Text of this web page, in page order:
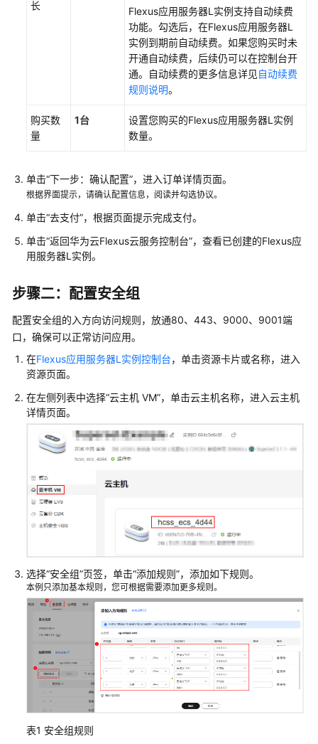
构
建
个
博
客
使
EspoCRM
搭
建
内
管
理
系
统
搭
建
开
发
应
服
移
长 Flexus应用服务器L实例支持自动续费
功能。勾选后，在Flexus应用服务器L
实例到期前自动续费。如果您购买时未
开通自动续费，后续仍可以在控制台开
通。自动续费的更多信息详见自动续费
规则说明。
购买数
量
1台 设置您购买的Flexus应用服务器L实例
数量。
单击“下一步：确认配置”，进入订单详情页面。
根据界面提示，请确认配置信息，阅读并勾选协议。
单击“去支付”，根据页面提示完成支付。
单击“返回华为云Flexus云服务控制台”，查看已创建的Flexus应
用服务器L实例。
步骤二：配置安全组
配置安全组的入方向访问规则，放通80、443、9000、9001端
口，确保可以正常访问应用。
在Flexus应用服务器L实例控制台，单击资源卡片或名称，进入
资源页面。
在左侧列表中选择“云主机 VM”，单击云主机名称，进入云主机
详情页面。
选择“安全组”页签，单击“添加规则”，添加如下规则。
本例只添加基本规则，您可根据需要添加更多规则。
表1 安全组规则